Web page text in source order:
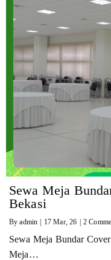
Sewa Meja
Bekasi
Byadmin | 17 Mar, 26 | 2
Sewa Meja Bundar
Meja…